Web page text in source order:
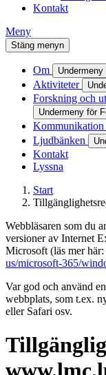
Kontakt
Meny
Stäng menyn
Om Undermeny
Aktiviteter
Forskning och
Undermeny för
Kommunikation
Ljudbänken
Kontakt
Lyssna
Start
Webbläsaren som du
versioner av Internet
Microsoft (läs mer
us/microsoft-365/
Var god och använd
webbplats, som t.ex.
eller Safari osv.